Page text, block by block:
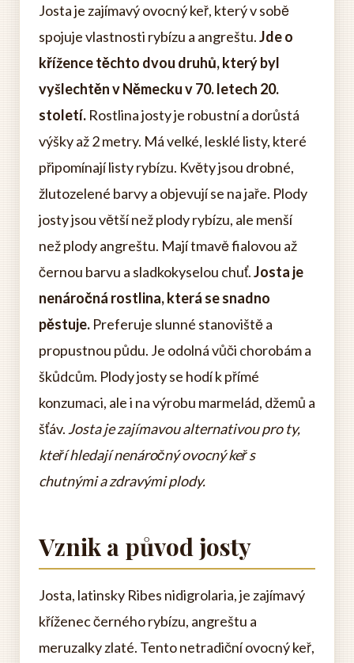
Josta je zajímavý ovocný keř, který v sobě
spojuje vlastnosti rybízu a angreštu.Jde o
křížence těchto dvou druhů, který byl
vyšlechtěn v Německu v 70. letech 20.
století. Rostlina josty je robustní a dorůstá
výšky až 2 metry. Má velké, lesklé listy, které
připomínají listy rybízu. Květy jsou drobné,
žlutozelené barvy a objevují se na jaře. Plody
josty jsou větší než plody rybízu, ale menší
než plody angreštu. Mají tmavě fialovou až
černou barvu a sladkokyselou chuť.Josta je
nenáročná rostlina, která se snadno
pěstuje. Preferuje slunné stanoviště a
propustnou půdu. Je odolná vůči chorobám a
škůdcům. Plody josty se hodí k přímé
konzumaci, ale i na výrobu marmelád, džemů a
šťáv. Josta je zajímavou alternativou pro ty,
kteří hledají nenáročný ovocný keř s
chutnými a zdravými plody.
Vznik a původ josty
Josta, latinsky Ribes nidigrolaria, je zajímavý
kříženec černého rybízu, angreštu a
meruzalky zlaté. Tento netradiční ovocný keř,